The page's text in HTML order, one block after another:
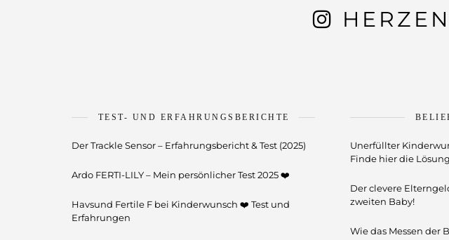
TEST- UND ERFAHRUNGSBERICHTE
Der Trackle Sensor – Erfahrungsbericht & Test (2025)
Ardo FERTI-LILY – Mein persönlicher Test 2025 ❤️
Havsund Fertile F bei Kinderwunsch ❤️ Test und
Erfahrungen
Unerfüllter
Finde hier die
Der clevere
zweiten Baby!
Wie das Messen der